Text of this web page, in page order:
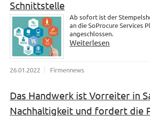
Schnittstelle
Ab sofort ist der
an die SoProcure Services
angeschlossen.
Weiterlesen
26.01.2022 Firmennews
Das Handwerk ist Vorreiter in
Nachhaltigkeit und fordert die